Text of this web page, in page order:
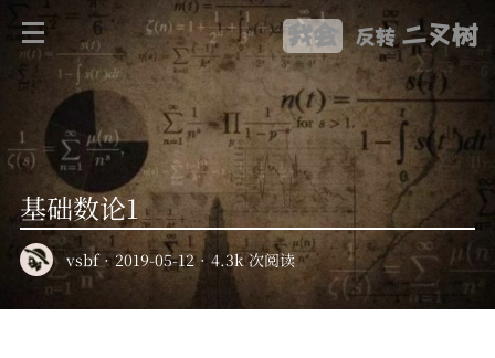
我会 反转 二叉树
基础数论1
vsbf · 2019-05-12 · 4.3k 次阅读